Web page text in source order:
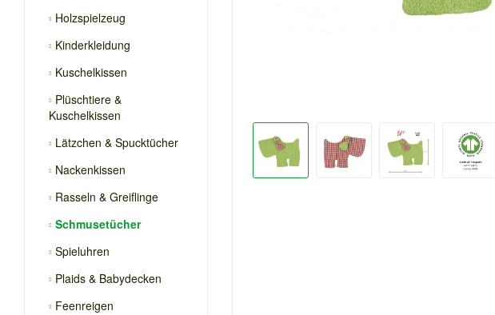
Holzspielzeug
Kinderkleidung
Kuschelkissen
Plüschtiere &
Kuschelkissen
Lätzchen & Spucktücher
Nackenkissen
Rasseln & Greiflinge
Schmusetücher
Spieluhren
Plaids & Babydecken
Feenreigen